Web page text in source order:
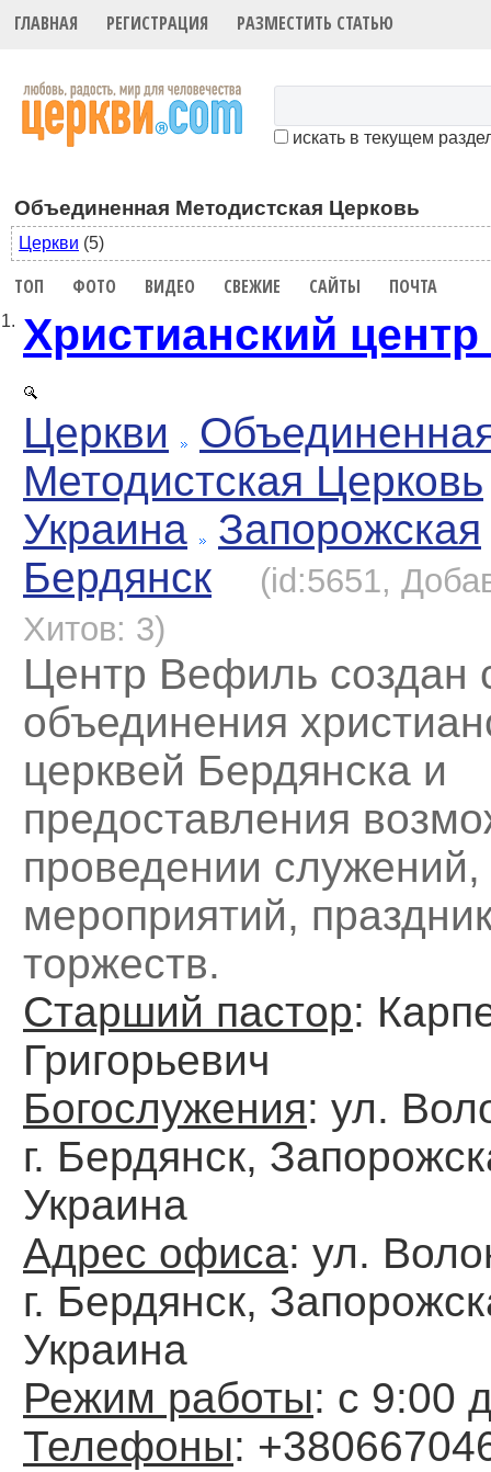
ГЛАВНАЯ РЕГИСТРАЦИЯ РАЗМЕСТИТЬ СТАТЬЮ
искать в текущем
Объединенная Методистская Церковь
Церкви (5)
ТОП ФОТО ВИДЕО СВЕЖИЕ САЙТЫ ПОЧТА
1. Христианский
Церкви
Методистская Церковь
Украина
Запорожская
Бердянск
(id:5651,
Хитов: 3)
Центр Вефиль создан
объединения
церквей Бердянска и
предоставления
проведении служений,
мероприятий,
торжеств.
Старший пастор:
Григорьевич
Богослужения: ул.
г. Бердянск,
Украина
Адрес офиса: ул.
г. Бердянск,
Украина
Режим работы: с 9:00
Телефоны: